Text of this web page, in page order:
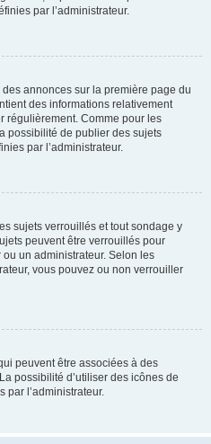
par l’administrateur.
annonces sur la première page du
des informations relativement
régulièrement. Comme pour les
possibilité de publier des sujets
par l’administrateur.
sujets verrouillés et tout sondage y
peuvent être verrouillés pour
un administrateur. Selon les
vous pouvez ou non verrouiller
peuvent être associées à des
possibilité d’utiliser des icônes de
par l’administrateur.